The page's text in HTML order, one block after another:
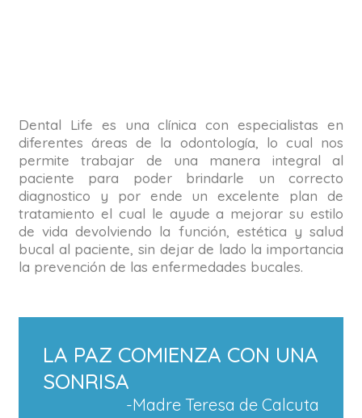
Dental Life es una clínica con especialistas en
diferentes áreas de la odontología, lo cual nos
permite trabajar de una manera integral al
paciente para poder brindarle un correcto
diagnostico y por ende un excelente plan de
tratamiento el cual le ayude a mejorar su estilo
de vida devolviendo la función, estética y salud
bucal al paciente, sin dejar de lado la importancia
la prevención de las enfermedades bucales.
LA PAZ COMIENZA CON UNA
SONRISA
-Madre Teresa de Calcuta